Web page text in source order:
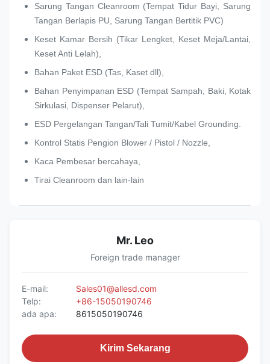
Sarung Tangan Cleanroom (Tempat Tidur Bayi, Sarung
Tangan Berlapis PU, Sarung Tangan Bertitik PVC)
Keset Kamar Bersih (Tikar Lengket, Keset Meja/Lantai,
Keset Anti Lelah),
Bahan Paket ESD (Tas, Kaset dll),
Bahan Penyimpanan ESD (Tempat Sampah, Baki, Kotak
Sirkulasi, Dispenser Pelarut),
ESD Pergelangan Tangan/Tali Tumit/Kabel Grounding.
Kontrol Statis Pengion Blower / Pistol / Nozzle,
Kaca Pembesar bercahaya,
Tirai Cleanroom dan lain-lain
Mr. Leo
Foreign trade manager
E-mail:
Sales01@allesd.com
Telp:
+86-15050190746
ada apa:
8615050190746
Kirim Sekarang